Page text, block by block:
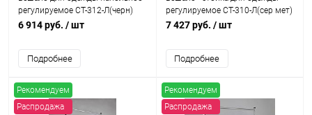
регулируемое СТ-312-Л(черн)
6 914 руб. / шт
Подробнее
регулируемое СТ-310-Л(сер мет)
7 427 руб. / шт
Подробнее
Рекомендуем
Распродажа
Рекомендуем
Распродажа